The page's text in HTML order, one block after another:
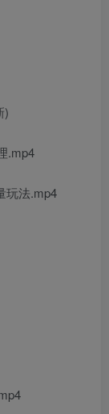
)
.mp4
玩法.mp4